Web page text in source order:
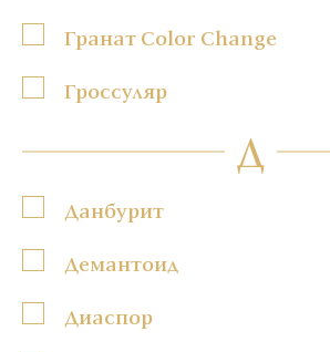
Гранат Color Change
Гроссуляр
Д
Данбурит
Демантоид
Диаспор